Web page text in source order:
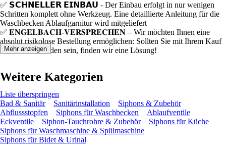
✅ 𝗦𝗖𝗛𝗡𝗘𝗟𝗟𝗘𝗥 𝗘𝗜𝗡𝗕𝗔𝗨 - Der Einbau erfolgt in nur wenigen
Schritten komplett ohne Werkzeug. Eine detaillierte Anleitung für die
Waschbecken Ablaufgarnitur wird mitgeliefert
✅ 𝐄𝐍𝐆𝐄𝐋𝐁𝐀𝐂𝐇-𝐕𝐄𝐑𝐒𝐏𝐑𝐄𝐂𝐇𝐄𝐍 – Wir möchten Ihnen eine
absolut risikolose Bestellung ermöglichen: Sollten Sie mit Ihrem Kauf
nicht voll zufrieden sein, finden wir eine Lösung!
Mehr anzeigen
Weitere Kategorien
Liste überspringen
Bad & Sanitär
Sanitärinstallation
Siphons & Zubehör
Abflussstopfen
Siphons für Waschbecken
Ablaufventile
Eckventile
Siphon-Tauchrohre & Zubehör
Siphons für Küche
Siphons für Waschmaschine & Spülmaschine
Siphons für Bidet & Urinal